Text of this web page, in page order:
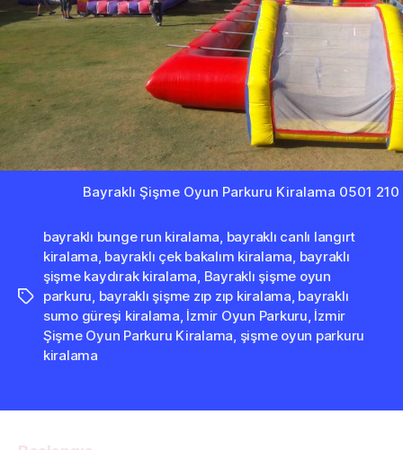
Bayraklı Şişme Oyun Parkuru Kiralama 0501
Etiketler
bayraklı bunge run kiralama, bayraklı canlı langırt
kiralama, bayraklı çek bakalım kiralama, bayraklı
şişme kaydırak kiralama, Bayraklı şişme oyun
parkuru, bayraklı şişme zıp zıp kiralama, bayraklı
sumo güreşi kiralama, İzmir Oyun Parkuru, İzmir
Şişme Oyun Parkuru Kiralama, şişme oyun parkuru
kiralama